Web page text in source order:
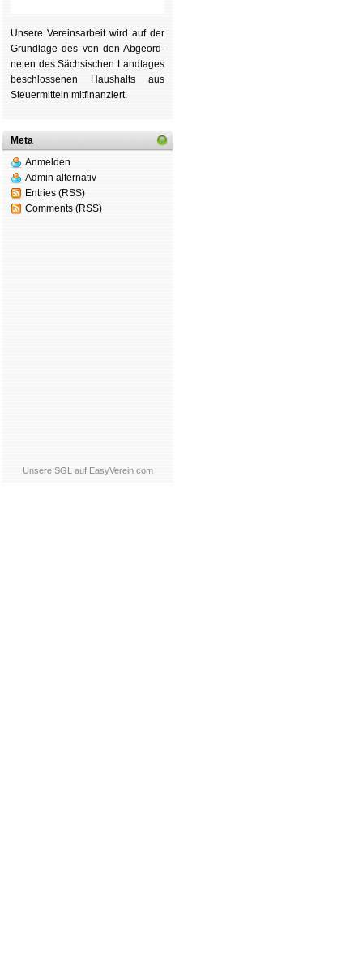
Unsere Ver­eins­ar­beit wird auf der
Grund­lage des von den Ab­ge­ord­
ne­ten des Säch­si­schen Land­tages
be­schlos­se­nen Haus­halts aus
Steu­er­mitteln mit­fi­nan­ziert.
Meta
Anmelden
Admin alternativ
Entries (RSS)
Comments (RSS)
Unsere SGL auf EasyVerein.com